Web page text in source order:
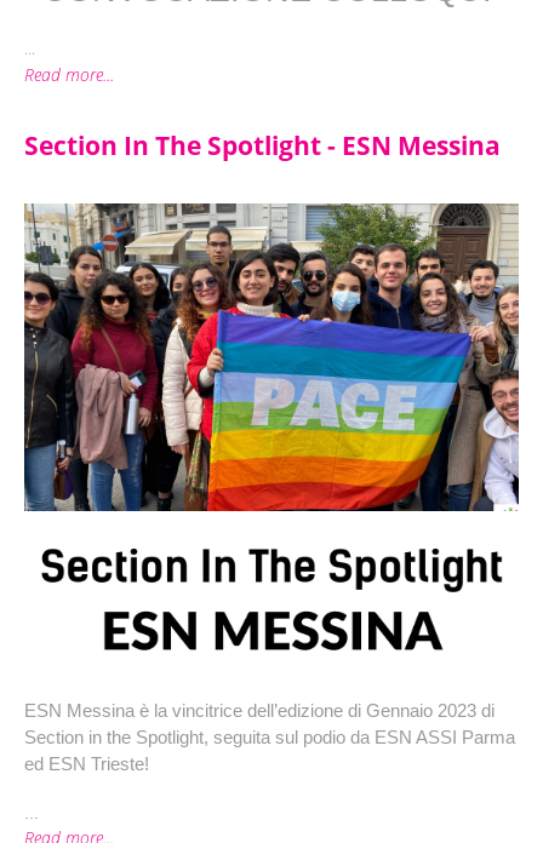
...
Read more...
Section In The Spotlight - ESN Messina
ESN Messina è la vincitrice dell’edizione di Gennaio 2023 di
Section in the Spotlight, seguita sul podio da ESN ASSI Parma
ed ESN Trieste!
Read more...